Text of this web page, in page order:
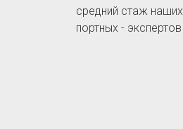
средний стаж наших
портных - экспертов